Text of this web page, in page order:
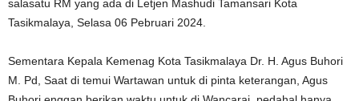
salasatu RM yang ada di Letjen Mashudi Tamansari Kota
Tasikmalaya, Selasa 06 Pebruari 2024.
Sementara Kepala Kemenag Kota Tasikmalaya Dr. H. Agus Buhori
M. Pd, Saat di temui Wartawan untuk di pinta keterangan, Agus